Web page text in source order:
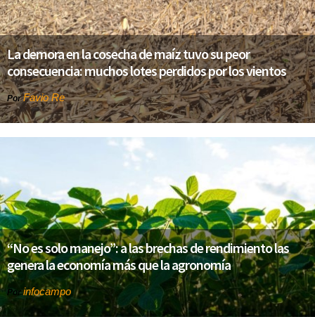
La demora en la cosecha de maíz tuvo su peor
consecuencia: muchos lotes perdidos por los vientos
PorFavio Re
“No es solo manejo”: a las brechas de rendimiento las
genera la economía más que la agronomía
Porinfocampo